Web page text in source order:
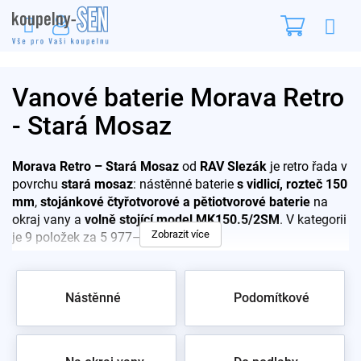
na
obsah
Vanové baterie Morava Retro
- Stará Mosaz
Morava Retro – Stará Mosaz od RAV Slezák je retro řada v
povrchu stará mosaz: nástěnné baterie s vidlicí, rozteč 150
mm, stojánkové čtyřotvorové a pětiotvorové baterie na
okraj vany a volně stojící model MK150.5/2SM. V kategorii
je 9 položek za 5 977–25 737 Kč.
Pro rychlý výběr:
MK159.5/2SM – nástěnná baterie s vidlicí, rozteč
MK169.0SSM / MK162.0PSM – stojánkové čtyř- a
pětiotvorové baterie
Zobrazit více
Nástěnné Podomítkové